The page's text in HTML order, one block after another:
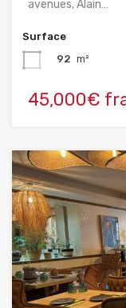
avenues, Alain…
Surface
92 m²
45,000€